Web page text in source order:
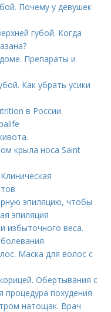
Почему у девушек
губой. Когда
Препараты и
Как убрать усики
в России.
крыла носа Saint
эпиляцию, чтобы
эпиляция
избыточного веса.
Маска для волос с
Обертывания с
похудения
натощак. Врач